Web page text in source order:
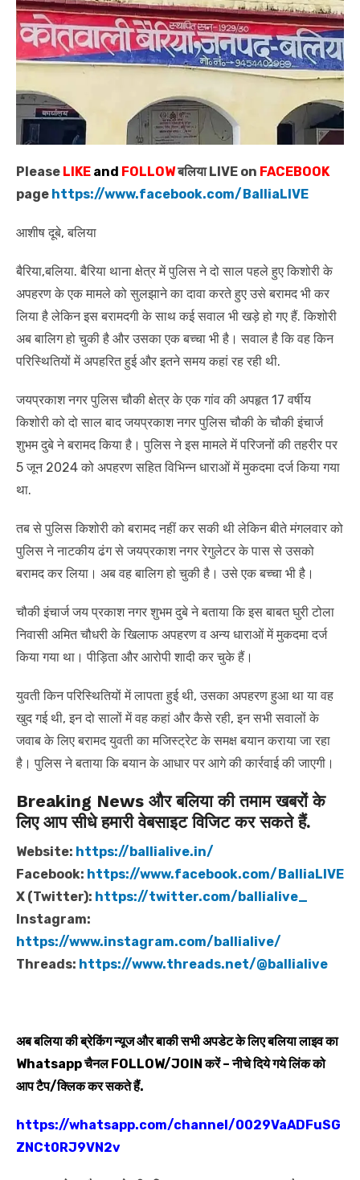
Please LIKE and FOLLOWबलिया LIVE on FACEBOOK
page https://www.facebook.com/BalliaLIVE
आशीष दूबे, बलिया
बैरिया,बलिया. बैरिया थाना क्षेत्र में पुलिस ने दो साल पहले हुए किशोरी के
अपहरण के एक मामले को सुलझाने का दावा करते हुए उसे बरामद भी कर
लिया है लेकिन इस बरामदगी के साथ कई सवाल भी खड़े हो गए हैं. किशोरी
अब बालिग हो चुकी है और उसका एक बच्चा भी है। सवाल है कि वह किन
परिस्थितियों में अपहरित हुई और इतने समय कहां रह रही थी.
जयप्रकाश नगर पुलिस चौकी क्षेत्र के एक गांव की अपहृत 17 वर्षीय
किशोरी को दो साल बाद जयप्रकाश नगर पुलिस चौकी के चौकी इंचार्ज
शुभम दुबे ने बरामद किया है। पुलिस ने इस मामले में परिजनों की तहरीर पर
5 जून 2024 को अपहरण सहित विभिन्न धाराओं में मुकदमा दर्ज किया गया
था.
तब से पुलिस किशोरी को बरामद नहीं कर सकी थी लेकिन बीते मंगलवार को
पुलिस ने नाटकीय ढंग से जयप्रकाश नगर रेगुलेटर के पास से उसको
बरामद कर लिया। अब वह बालिग हो चुकी है। उसे एक बच्चा भी है।
चौकी इंचार्ज जय प्रकाश नगर शुभम दुबे ने बताया कि इस बाबत घुरी टोला
निवासी अमित चौधरी के खिलाफ अपहरण व अन्य धाराओं में मुकदमा दर्ज
किया गया था। पीड़िता और आरोपी शादी कर चुके हैं।
युवती किन परिस्थितियों में लापता हुई थी, उसका अपहरण हुआ था या वह
खुद गई थी, इन दो सालों में वह कहां और कैसे रही, इन सभी सवालों के
जवाब के लिए बरामद युवती का मजिस्ट्रेट के समक्ष बयान कराया जा रहा
है। पुलिस ने बताया कि बयान के आधार पर आगे की कार्रवाई की जाएगी।
Breaking News और बलिया की तमाम खबरों के
लिए आप सीधे हमारी वेबसाइट विजिट कर सकते हैं.
Website: https://ballialive.in/
Facebook: https://www.facebook.com/BalliaLIVE
X (Twitter): https://twitter.com/ballialive_
Instagram:
https://www.instagram.com/ballialive/
Threads: https://www.threads.net/@ballialive
अब बलिया की ब्रेकिंग न्यूज और बाकी सभी अपडेट के लिए बलिया लाइव का
WhatsappचैनलFOLLOW/JOINकरें – नीचे दिये गये लिंक को
आप टैप/क्लिक कर सकते हैं.
https://whatsapp.com/channel/0029VaADFuSG
ZNCt0RJ9VN2v